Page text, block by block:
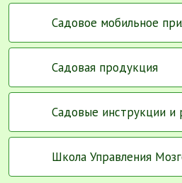
Садовое мобильное
Садовая продукция
Садовые инструкции и
Школа Управления